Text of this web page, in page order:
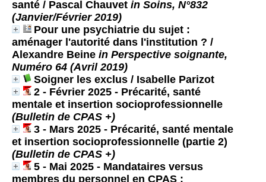
santé / Pascal Chauvet in Soins, N°832
(Janvier/Février 2019)
Pour une psychiatrie du sujet :
aménager l'autorité dans l'institution ? /
Alexandre Beine in Perspective soignante,
Numéro 64 (Avril 2019)
Soigner les exclus / Isabelle Parizot
2 - Février 2025 - Précarité, santé
mentale et insertion socioprofessionnelle
(Bulletin de CPAS +)
3 - Mars 2025 - Précarité, santé mentale
et insertion socioprofessionnelle (partie 2)
(Bulletin de CPAS +)
5 - Mai 2025 - Mandataires versus
membres du personnel en CPAS :